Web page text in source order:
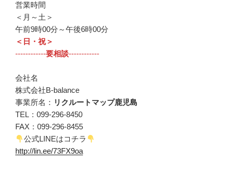
営業時間
＜月～土＞
午前9時00分～午後6時00分
＜日・祝＞
------------要相談------------
会社名
株式会社B-balance
事業所名： リクルートマップ鹿児島
TEL：099-296-8450
FAX：099-296-8455
公式LINEはコチラ
http://lin.ee/73FX9oa